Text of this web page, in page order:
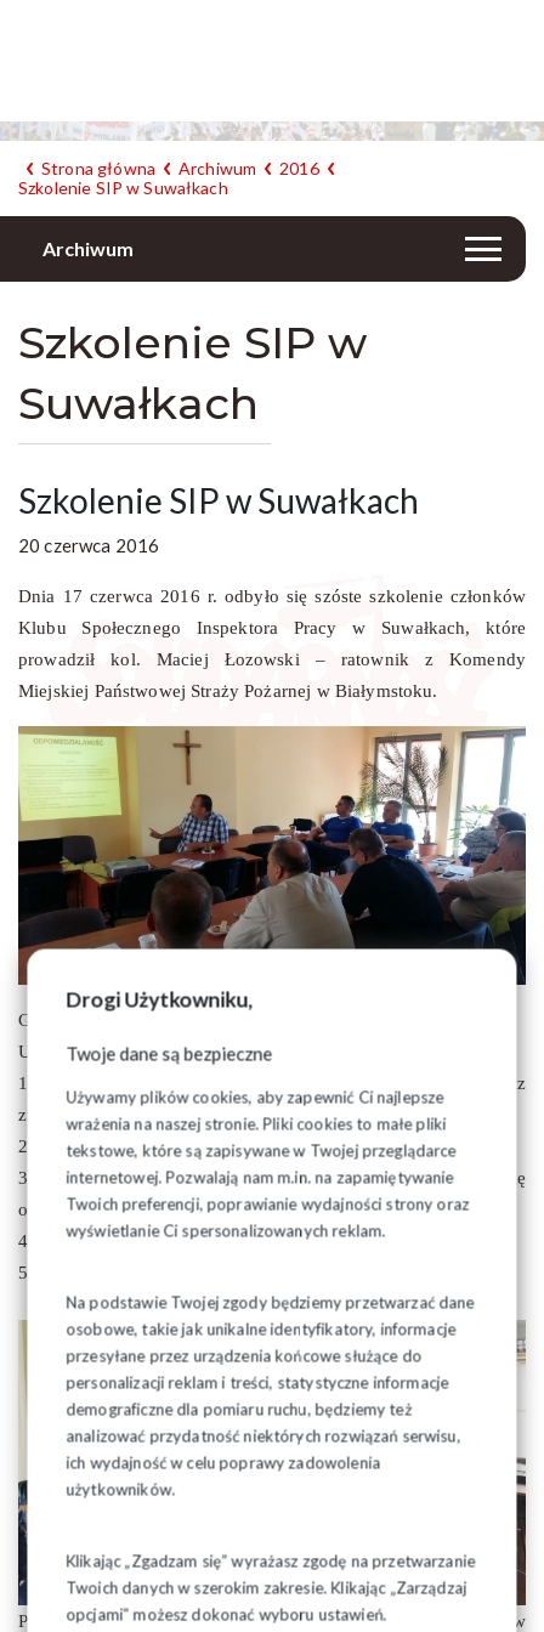
Drogi Użytkowniku,
Twoje dane są bezpieczne
Używamy plików cookies, aby zapewnić Ci najlepsze
wrażenia na naszej stronie. Pliki cookies to małe pliki
tekstowe, które są zapisywane w Twojej przeglądarce
internetowej. Pozwalają nam m.in. na zapamiętywanie
Twoich preferencji, poprawianie wydajności strony oraz
wyświetlanie Ci spersonalizowanych reklam.
Na podstawie Twojej zgody będziemy przetwarzać dane
osobowe, takie jak unikalne identyfikatory, informacje
przesyłane przez urządzenia końcowe służące do
personalizacji reklam i treści, statystyczne informacje
demograficzne dla pomiaru ruchu, będziemy też
analizować przydatność niektórych rozwiązań serwisu,
ich wydajność w celu poprawy zadowolenia
użytkowników.
Klikając „Zgadzam się” wyrażasz zgodę na przetwarzanie
Twoich danych w szerokim zakresie. Klikając „Zarządzaj
opcjami” możesz dokonać wyboru ustawień.
Strona główna Archiwum
2016
Szkolenie SIP w Suwałkach
Archiwum
Szkolenie SIP w
Suwałkach
Szkolenie SIP w Suwałkach
20 czerwca 2016
Dnia 17 czerwca 2016 r. odbyło się szóste szkolenie członków
Klubu Społecznego Inspektora Pracy w Suwałkach, które
prowadził kol. Maciej Łozowski – ratownik z Komendy
Miejskiej Państwowej Straży Pożarnej w Białymstoku.
Głównym tematem szkolenia była ochrona przeciwpożarowa.
Uczestnicy zapoznali się z tematyką dotyczącą:
1) przepisów prawnych ochrony przeciwpożarowej oraz
związanej z nimi odpowiedzialności i konsekwencji,
2) warunków powstania pożaru,
3) najczęstszych przyczyn pożarów i rozprzestrzeniania się
ognia,
4) sposobów zapobiegania pożarom,
5) zasad postępowania podczas pożaru.
Prezentacja tematyki przeciwpożarowej przedstawiona została w